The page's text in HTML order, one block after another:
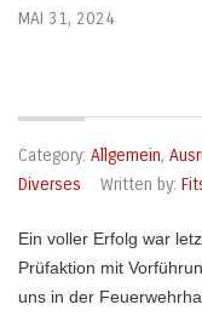
MAI 31, 2024
Category: Allgemein,
Diverses
Written by:
Ein voller Erfolg war
Prüfaktion mit
uns in der